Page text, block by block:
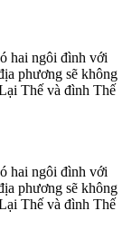
hai ngôi đình với
phương sẽ không
Thế và đình Thế
hai ngôi đình với
phương sẽ không
Thế và đình Thế